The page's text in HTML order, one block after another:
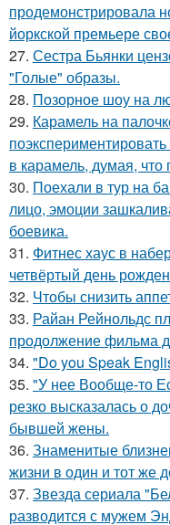
продемонстрировала
йоркской премьере
27. Сестра Бьянки
"Голые" образы.
28. Позорное шоу на
29. Карамель на
в карамель, думая, что
30. Поехали в тур на
лицо, эмоции
боевика.
31. Фитнес хаус в
четвёртый день
32. Чтобы снизить
33. Райан Рейнольдс
продолжение фильма
34. "Do you Speak
35. "У нее Вообще-то
резко высказалась о
бывшей жены.
36. Знаменитые
жизни в один и тот же
37. Звезда сериала
разводится с мужем